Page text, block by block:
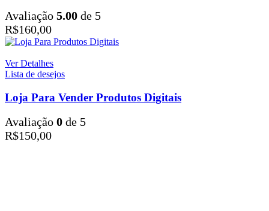
Avaliação 5.00 de 5
R$160,00
Ver Detalhes
Lista de desejos
Loja Para Vender Produtos Digitais
Avaliação 0 de 5
R$150,00